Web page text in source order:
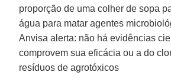
proporção de uma colher de sopa
água para matar agentes
Anvisa alerta: não há evidências
comprovem sua eficácia ou a do
resíduos de agrotóxicos